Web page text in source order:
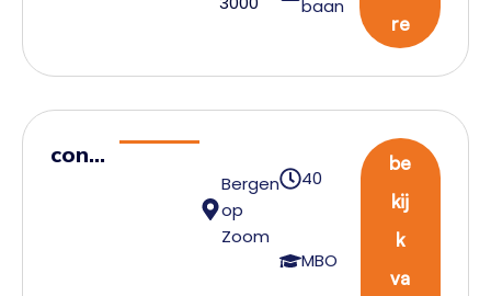
baan
re
cont
Bergen
op
Zoom
40
MBO
be
kij
k
va